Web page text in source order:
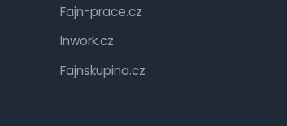
Fajn-prace.cz
Inwork.cz
Fajnskupina.cz